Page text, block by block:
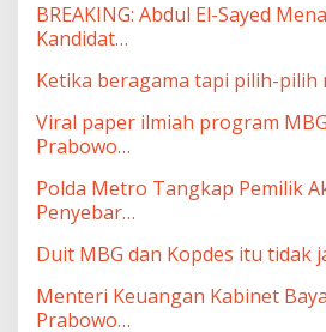
BREAKING: Abdul El-Sayed
Kandidat…
Ketika beragama tapi pilih-pilih
Viral paper ilmiah program
Prabowo…
Polda Metro Tangkap Pemilik
Penyebar…
Duit MBG dan Kopdes itu tidak
Menteri Keuangan Kabinet
Prabowo…